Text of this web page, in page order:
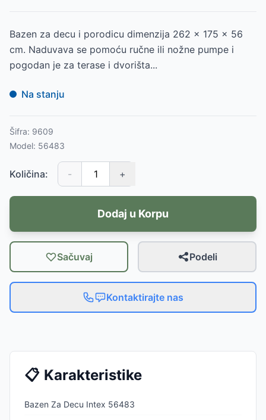
Bazen za decu i porodicu dimenzija 262 x 175 x 56
cm. Naduvava se pomoću ručne ili nožne pumpe i
pogodan je za terase i dvorišta...
Na stanju
Šifra: 9609
Model: 56483
Količina: - +
Dodaj u Korpu
Sačuvaj Podeli
Kontaktirajte nas
📋 Karakteristike
Bazen Za Decu Intex 56483